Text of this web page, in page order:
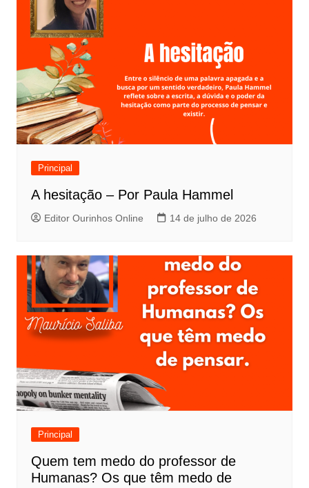
Principal
A hesitação – Por Paula Hammel
Editor Ourinhos Online 14 de julho de 2026
Principal
Quem tem medo do professor de
Humanas? Os que têm medo de